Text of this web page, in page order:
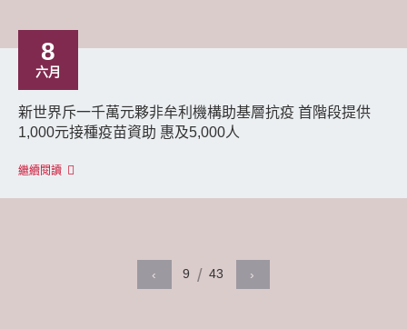
8
六月
新世界斥一千萬元夥非牟利機構助基層抗疫 首階段提供
1,000元接種疫苗資助 惠及5,000人
繼續閱讀
‹ 9 43 ›